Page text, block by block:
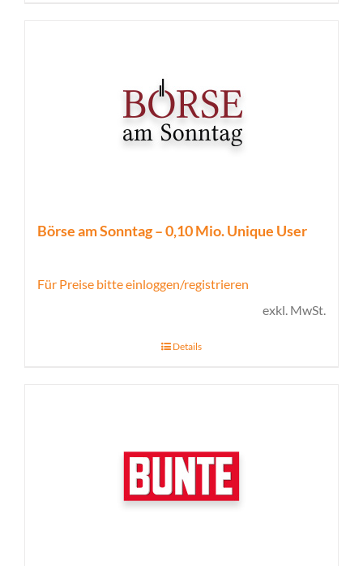
Börse am Sonntag – 0,10 Mio. Unique User
Für Preise bitte einloggen/registrieren
exkl. MwSt.
Details